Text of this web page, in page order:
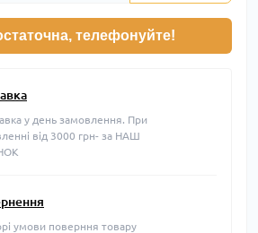
телефонуйте!
у день замовлення. При
від 3000 грн- за НАШ
умови поверння товару